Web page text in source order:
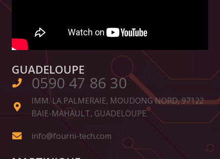
GUADELOUPE
0590 47 86 30
IMM. LA PALMERAIE, MOUDONG NORD, 97122
BAIE-MAHAULT, GUADELOUPE
info@fourni-tech.com